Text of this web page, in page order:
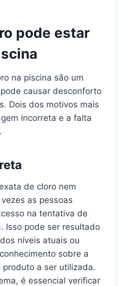
pode estar
na piscina são um
causar desconforto
Dois dos motivos mais
incorreta e a falta
de cloro nem
as pessoas
na tentativa de
Isso pode ser resultado
níveis atuais ou
sobre a
a ser utilizada.
é essencial verificar